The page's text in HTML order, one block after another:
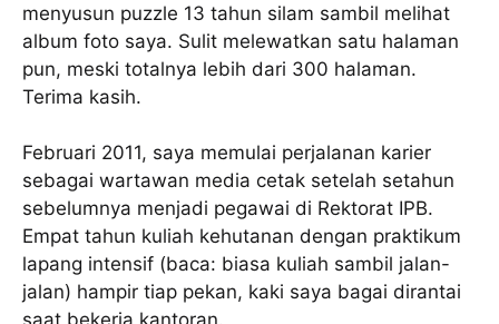
menyusun puzzle 13 tahun silam sambil melihat
album foto saya. Sulit melewatkan satu halaman
pun, meski totalnya lebih dari 300 halaman.
Terima kasih.
Februari 2011, saya memulai perjalanan karier
sebagai wartawan media cetak setelah setahun
sebelumnya menjadi pegawai di Rektorat IPB.
Empat tahun kuliah kehutanan dengan praktikum
lapang intensif (baca: biasa kuliah sambil jalan-
jalan) hampir tiap pekan, kaki saya bagai dirantai